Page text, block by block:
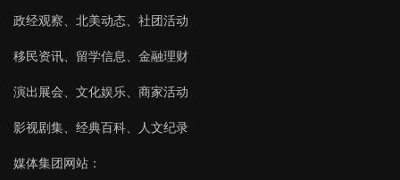
政经观察、北美动态、社团活动
移民资讯、留学信息、金融理财
演出展会、文化娱乐、商家活动
影视剧集、经典百科、人文纪录
媒体集团网站：